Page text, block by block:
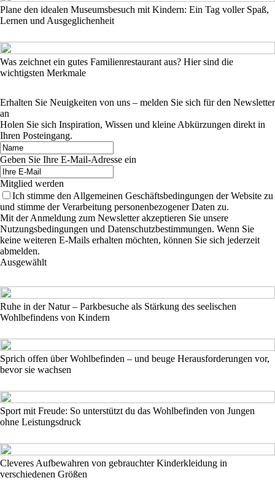
Plane den idealen Museumsbesuch mit Kindern: Ein Tag voller Spaß,
Lernen und Ausgeglichenheit
Was zeichnet ein gutes Familienrestaurant aus? Hier sind die
wichtigsten Merkmale
Erhalten Sie Neuigkeiten von uns – melden Sie sich für den Newsletter
an
Holen Sie sich Inspiration, Wissen und kleine Abkürzungen direkt in
Ihren Posteingang.
Geben Sie Ihre E-Mail-Adresse ein
Mitglied werden
Ich stimme den Allgemeinen Geschäftsbedingungen der Website zu
und stimme der Verarbeitung personenbezogener Daten zu.
Mit der Anmeldung zum Newsletter akzeptieren Sie unsere
Nutzungsbedingungen und Datenschutzbestimmungen. Wenn Sie
keine weiteren E-Mails erhalten möchten, können Sie sich jederzeit
abmelden.
Ausgewählt
Ruhe in der Natur – Parkbesuche als Stärkung des seelischen
Wohlbefindens von Kindern
Sprich offen über Wohlbefinden – und beuge Herausforderungen vor,
bevor sie wachsen
Sport mit Freude: So unterstützt du das Wohlbefinden von Jungen
ohne Leistungsdruck
Cleveres Aufbewahren von gebrauchter Kinderkleidung in
verschiedenen Größen